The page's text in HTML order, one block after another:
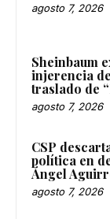
agosto 7, 2026
Sheinbaum
injerencia
traslado de
agosto 7, 2026
CSP
política en
Ángel
agosto 7, 2026